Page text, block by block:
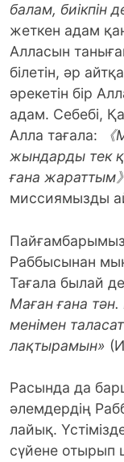
балам, биікпін
жеткен адам
Алласын
білетін, әр
әрекетін бір
адам. Себебі,
Алла тағала:
《
жындарды тек
ғана жараттым》
миссиямызды
Пайғамбарымыз
Раббысынан
Тағала былай
Маған ғана тән.
менімен
лақтырамын»
Расында да
әлемдердің
лайық.
сүйене отырып